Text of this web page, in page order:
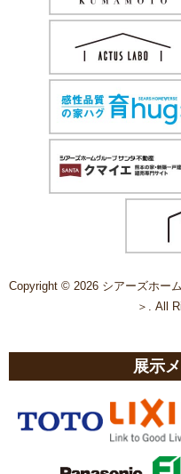
Copyright © 2026 シアーズホー
＞. All
展示